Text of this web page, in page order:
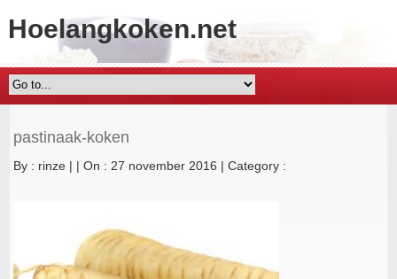
Hoelangkoken.net
pastinaak-koken
By : rinze | | On : 27 november 2016 | Category :